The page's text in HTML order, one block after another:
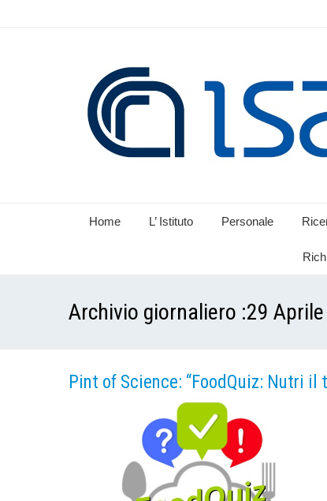
Home L’ Istituto Personale
Archivio giornaliero :29
Pint of Science: “FoodQuiz: Nutri il